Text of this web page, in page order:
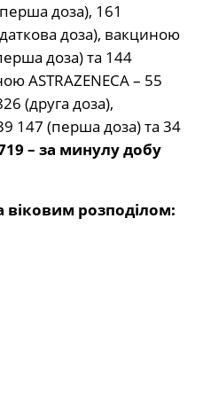
доза), 161
доза), вакциною
доза) та 144
ASTRAZENECA – 55
(друга доза),
147 (перша доза) та 34
– за минулу добу
віковим розподілом: